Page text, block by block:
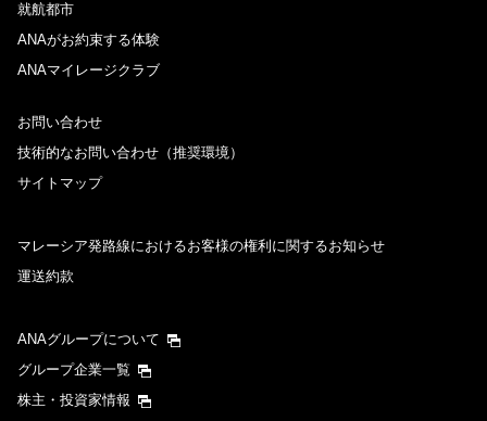
就航都市
ANAがお約束する体験
ANAマイレージクラブ
お問い合わせ
技術的なお問い合わせ（推奨環境）
サイトマップ
マレーシア発路線におけるお客様の権利に関するお知らせ
運送約款
ANAグループについて
グループ企業一覧
株主・投資家情報